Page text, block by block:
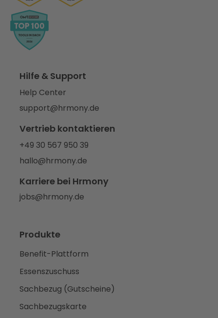
Hilfe & Support
Help Center
support@hrmony.de
Vertrieb kontaktieren
+49 30 567 950 39
hallo@hrmony.de
Karriere bei Hrmony
jobs@hrmony.de
Produkte
Benefit-Plattform
Essenszuschuss
Sachbezug (Gutscheine)
Sachbezugskarte